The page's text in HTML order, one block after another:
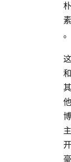
朴
素
。
这
和
其
他
博
主
开
豪